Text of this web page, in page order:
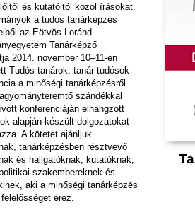
és kutatóitól közöl írásokat.
a tudós tanárképzés
az Eötvös Loránd
Tanárképző
2014. november 10–11-én
Tudós tanárok, tanár tudósok –
a minőségi tanárképzésről
szándékkal
konferenciáján elhangzott
alapján készült dolgozatokat
A kötetet ajánljuk
tanárképzésben résztvevő
és hallgatóknak, kutatóknak,
szakembereknek és
aki a minőségi tanárképzés
érez.